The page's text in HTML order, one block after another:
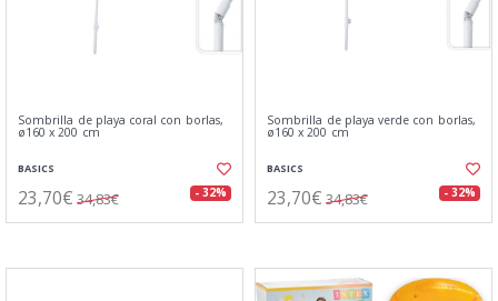
Sombrilla de playa coral con borlas,
ø160 x 200 cm
BASICS
23,70€ 34,83€ - 32%
Sombrilla de playa verde con borlas,
ø160 x 200 cm
BASICS
23,70€ 34,83€ - 32%